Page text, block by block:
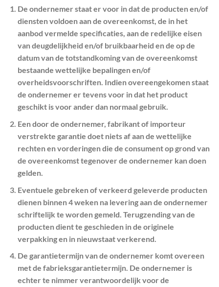
De ondernemer staat er voor in dat de producten en/of
diensten voldoen aan de overeenkomst, de in het
aanbod vermelde specificaties, aan de redelijke eisen
van deugdelijkheid en/of bruikbaarheid en de op de
datum van de totstandkoming van de overeenkomst
bestaande wettelijke bepalingen en/of
overheidsvoorschriften. Indien overeengekomen staat
de ondernemer er tevens voor in dat het product
geschikt is voor ander dan normaal gebruik.
Een door de ondernemer, fabrikant of importeur
verstrekte garantie doet niets af aan de wettelijke
rechten en vorderingen die de consument op grond van
de overeenkomst tegenover de ondernemer kan doen
gelden.
Eventuele gebreken of verkeerd geleverde producten
dienen binnen 4 weken na levering aan de ondernemer
schriftelijk te worden gemeld. Terugzending van de
producten dient te geschieden in de originele
verpakking en in nieuwstaat verkerend.
De garantietermijn van de ondernemer komt overeen
met de fabrieksgarantietermijn. De ondernemer is
echter te nimmer verantwoordelijk voor de